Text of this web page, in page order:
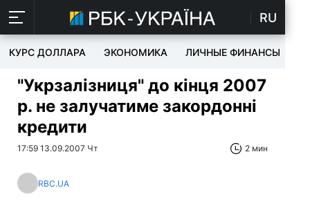
RU
КУРС ДОЛЛАРА ЭКОНОМИКА ЛИЧНЫЕ ФИНАНСЫ
"Укрзалізниця" до кінця 2007
р. не залучатиме закордонні
кредити
17:59 13.09.2007 Чт 2 мин
RBC.UA